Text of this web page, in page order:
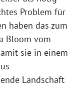
Problem für
haben das zum
Bloom vom
sie in einem
Landschaft